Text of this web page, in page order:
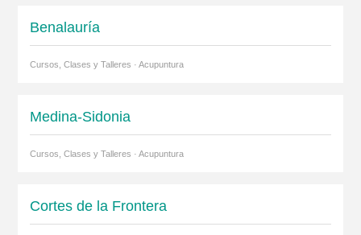
Benalauría
Cursos, Clases y Talleres · Acupuntura
Medina-Sidonia
Cursos, Clases y Talleres · Acupuntura
Cortes de la Frontera